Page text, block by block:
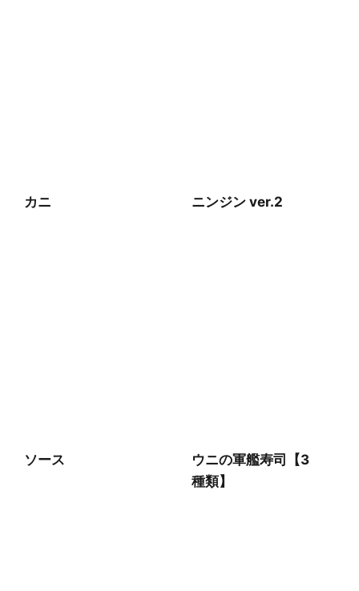
カニ ニンジン ver.2
ソース
ウニの軍艦寿司【3
種類】